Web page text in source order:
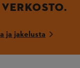
ja jakelusta